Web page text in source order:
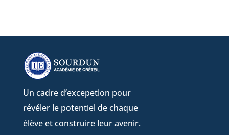
Un cadre d’excepetion pour
révéler le potentiel de chaque
élève et construire leur avenir.